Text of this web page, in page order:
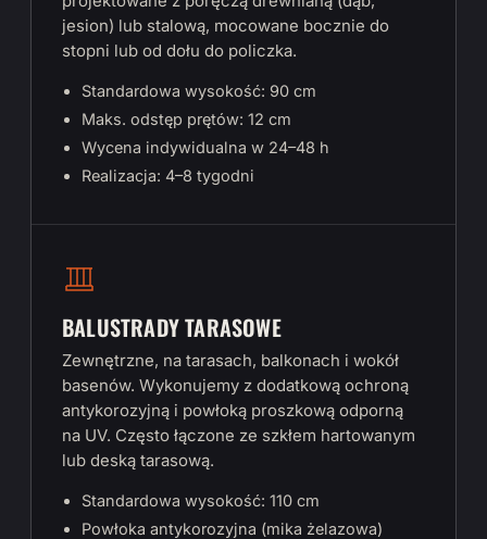
jesion) lub stalową, mocowane bocznie do
stopni lub od dołu do policzka.
Standardowa wysokość: 90 cm
Maks. odstęp prętów: 12 cm
Wycena indywidualna w 24–48 h
Realizacja: 4–8 tygodni
BALUSTRADY TARASOWE
Zewnętrzne, na tarasach, balkonach i wokół
basenów. Wykonujemy z dodatkową ochroną
antykorozyjną i powłoką proszkową odporną
na UV. Często łączone ze szkłem hartowanym
lub deską tarasową.
Standardowa wysokość: 110 cm
Powłoka antykorozyjna (mika żelazowa)